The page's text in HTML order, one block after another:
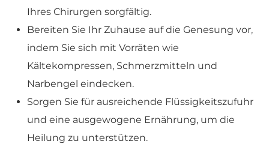
Ihres Chirurgen sorgfältig.
Bereiten Sie Ihr Zuhause auf die Genesung vor,
indem Sie sich mit Vorräten wie
Kältekompressen, Schmerzmitteln und
Narbengel eindecken.
Sorgen Sie für ausreichende Flüssigkeitszufuhr
und eine ausgewogene Ernährung, um die
Heilung zu unterstützen.